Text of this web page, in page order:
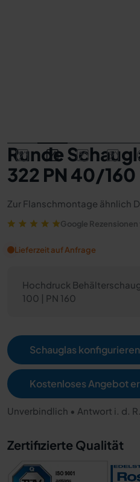
Runde
322 PN 40/160
Zur Flanschmontage ähnlich
Google
Lieferzeit auf Anfrage
Hochdruck
100 | PN 160
Schauglas konfigurieren
Kostenloses Angebot
Unverbindlich • Antwort i. d.
Zertifizierte Qualität